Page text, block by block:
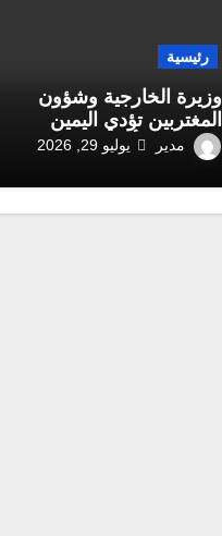
رئيسية
وزيرة الخارجية وشؤون
المغتربين تؤدي اليمين
الدستورية أمام رئيس مجلس
القيادة الرئاسي
مدير يوليو 29, 2026